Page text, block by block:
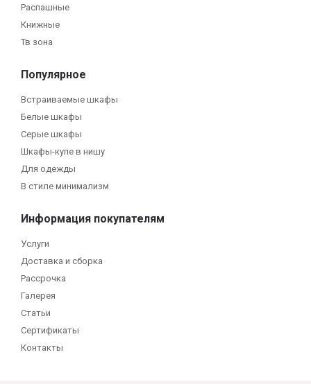
Распашные
Книжные
Тв зона
Популярное
Встраиваемые шкафы
Белые шкафы
Серые шкафы
Шкафы-купе в нишу
Для одежды
В стиле минимализм
Информация покупателям
Услуги
Доставка и сборка
Рассрочка
Галерея
Статьи
Сертификаты
Контакты